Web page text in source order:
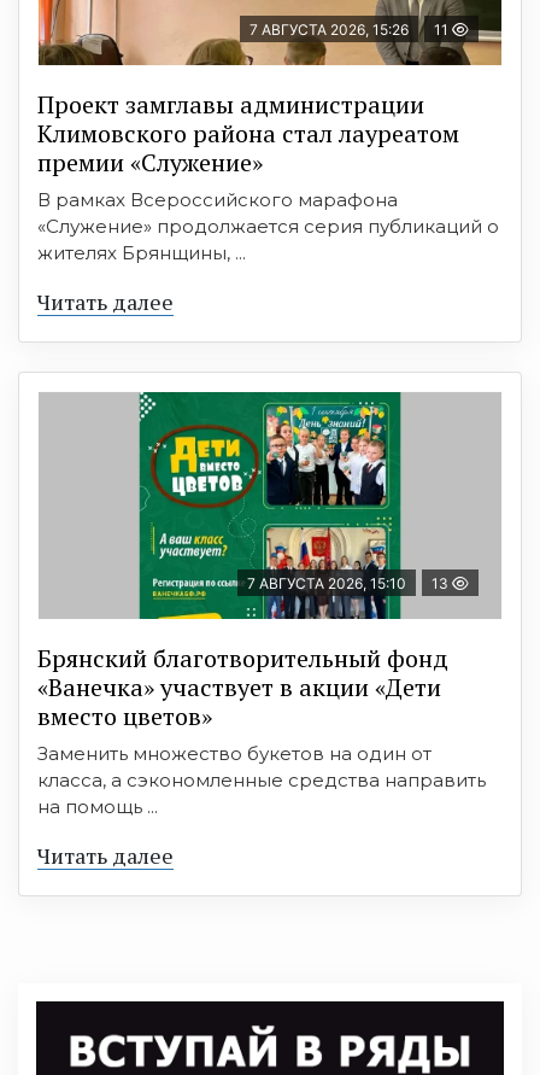
7 АВГУСТА 2026, 15:26 11
Проект замглавы администрации
Климовского района стал лауреатом
премии «Служение»
В рамках Всероссийского марафона
«Служение» продолжается серия публикаций о
жителях Брянщины, ...
Читать далее
7 АВГУСТА 2026, 15:10 13
Брянский благотворительный фонд
«Ванечка» участвует в акции «Дети
вместо цветов»
Заменить множество букетов на один от
класса, а сэкономленные средства направить
на помощь ...
Читать далее